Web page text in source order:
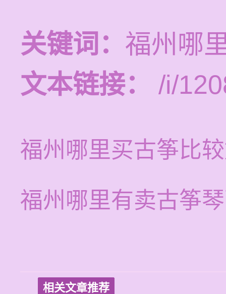
关键词： 福州哪
文本链接：
/i/
福州哪里买古筝比
福州哪里有卖古筝
相关文章推荐